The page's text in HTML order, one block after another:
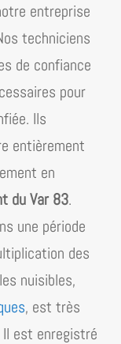
entreprise
techniciens
de confiance
pour
Ils
entièrement
en
du Var 83.
une période
des
nuisibles,
, est très
Il est enregistré